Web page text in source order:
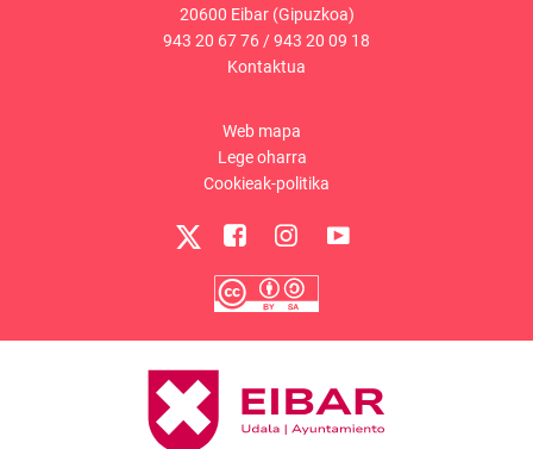
20600 Eibar (Gipuzkoa)
943 20 67 76 /943 20 09 18
Kontaktua
Web mapa
Lege oharra
Cookieak-politika